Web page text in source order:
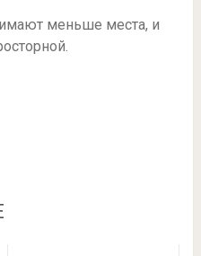
меньше места, и